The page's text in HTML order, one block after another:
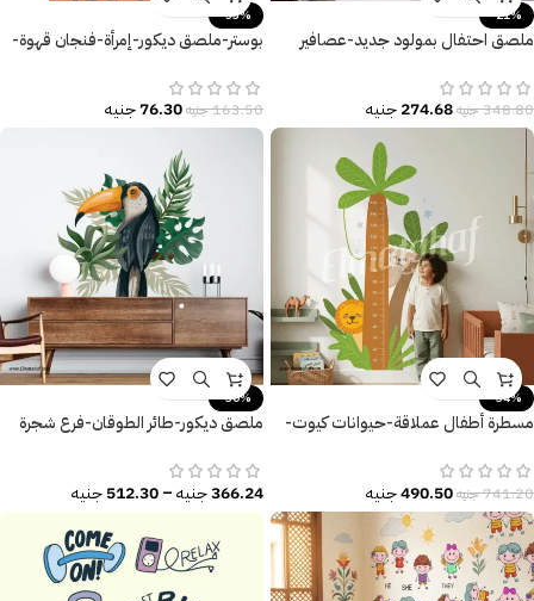
-21%
ملصق احتفال بمولود جديد-عصافير
348.80جنيه274.68جنيه
-53%
بوستر-ملصق ديكور-إمرأة-فنجان قهوة-
163.50جنيه76.30جنيه
-34%
مسطرة أطفال عملاقة-حيوانات كيوت-
741.20جنيه490.50جنيه
-30%
ملصق ديكور-طائر الطوقان-فرع شجرة
366.24جنيه–
512.30جنيه